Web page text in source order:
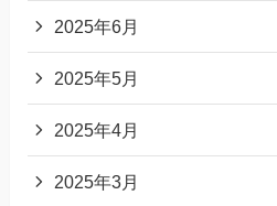
2025年6月
2025年5月
2025年4月
2025年3月